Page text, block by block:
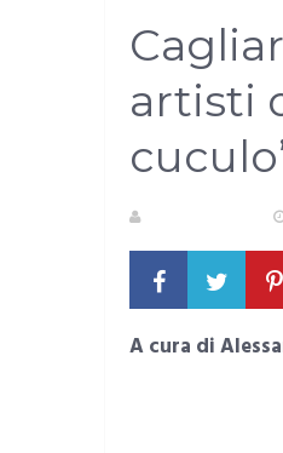
artisti
A cura di